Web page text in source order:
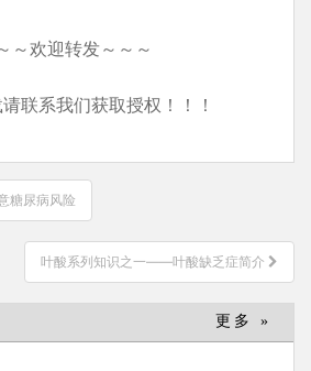
～欢迎转发～～～
请联系我们获取授权！！！
糖尿病风险
叶酸系列知识之一——叶酸缺乏症简介
更多 »